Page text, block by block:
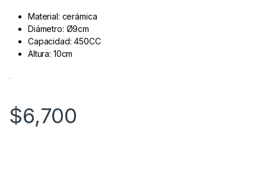
Material: cerámica
Diámetro: Ø9cm
Capacidad: 450CC
Altura: 10cm
.
$6,700